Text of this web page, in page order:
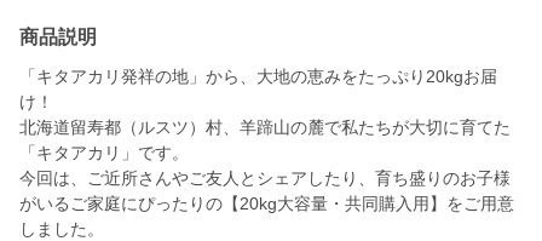
商品説明
「キタアカリ発祥の地」から、大地の恵みをたっぷり20kgお届
け！
北海道留寿都（ルスツ）村、羊蹄山の麓で私たちが大切に育てた
「キタアカリ」です。
今回は、ご近所さんやご友人とシェアしたり、育ち盛りのお子様
がいるご家庭にぴったりの【20kg大容量・共同購入用】をご用意
しました。